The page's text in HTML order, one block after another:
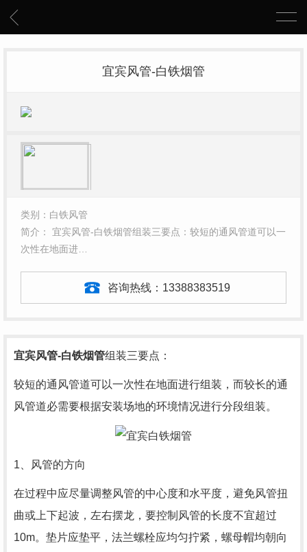
宜宾风管-白铁烟管
类别：白铁风管
简介： 宜宾风管-白铁烟管组装三要点：较短的通风管道可以一
次性在地面进…
咨询热线： 13388383519
宜宾风管-白铁烟管组装三要点：
较短的通风管道可以一次性在地面进行组装，而较长的通
风管道必需要根据安装场地的环境情况进行分段组装。
1、风管的方向
在过程中应尽量调整风管的中心度和水平度，避免风管扭
曲或上下起波，左右摆龙，要控制风管的长度不宜超过
10m。垫片应垫平，法兰螺栓应均匀拧紧，螺母帽均朝向